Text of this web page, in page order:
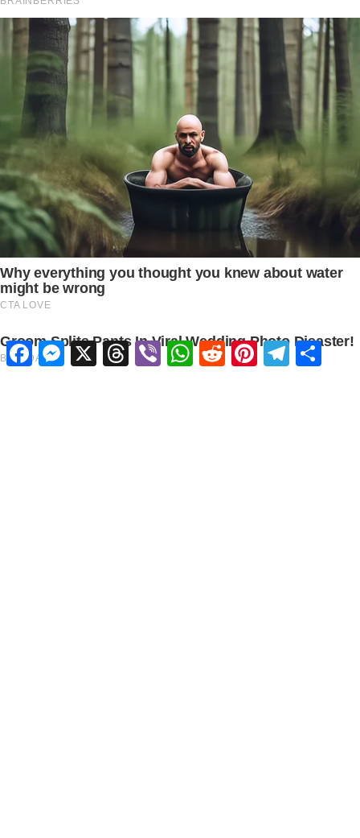
FacebookMessenger
X ThreadsViberWhatsApp
RedditPinterestTelegram
Share